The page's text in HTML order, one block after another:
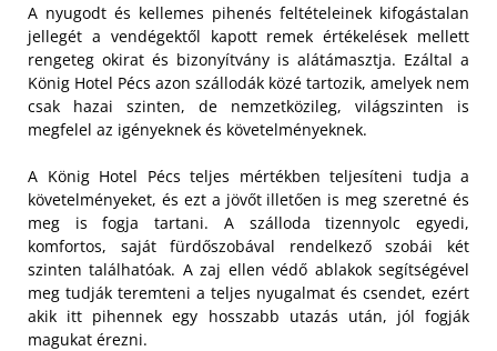
A nyugodt és kellemes pihenés feltételeinek kifogástalan
jellegét a vendégektől kapott remek értékelések mellett
rengeteg okirat és bizonyítvány is alátámasztja. Ezáltal a
König Hotel Pécs azon szállodák közé tartozik, amelyek nem
csak hazai szinten, de nemzetközileg, világszinten is
megfelel az igényeknek és követelményeknek.
A König Hotel Pécs teljes mértékben teljesíteni tudja a
követelményeket, és ezt a jövőt illetően is meg szeretné és
meg is fogja tartani. A szálloda tizennyolc egyedi,
komfortos, saját fürdőszobával rendelkező szobái két
szinten találhatóak. A zaj ellen védő ablakok segítségével
meg tudják teremteni a teljes nyugalmat és csendet, ezért
akik itt pihennek egy hosszabb utazás után, jól fogják
magukat érezni.